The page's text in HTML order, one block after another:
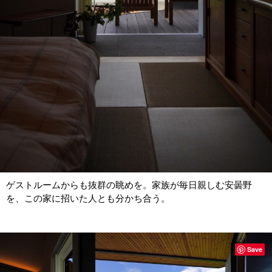
ゲストルームからも抜群の眺めを。家族が毎日親しむ安曇野
を、この家に招いた人とも分かち合う。
Save